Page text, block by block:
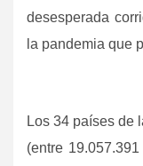
desesperada
la pandemia que
Los 34 países de
(entre